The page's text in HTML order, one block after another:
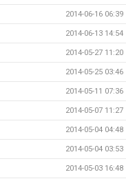
2014-06-16 06:39
2014-06-13 14:54
2014-05-27 11:20
2014-05-25 03:46
2014-05-11 07:36
2014-05-07 11:27
2014-05-04 04:48
2014-05-04 03:53
2014-05-03 16:48